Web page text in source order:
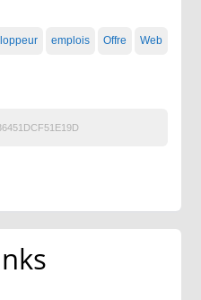
emplois Offre Web